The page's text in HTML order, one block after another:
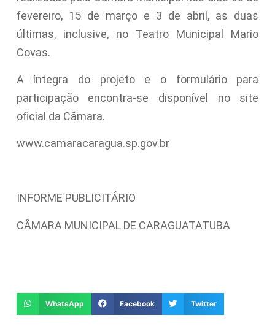
fevereiro, 15 de março e 3 de abril, as duas
últimas, inclusive, no Teatro Municipal Mario
Covas.
A íntegra do projeto e o formulário para
participação encontra-se disponível no site
oficial da Câmara.
www.camaracaragua.sp.gov.br
INFORME PUBLICITÁRIO
CÂMARA MUNICIPAL DE CARAGUATATUBA
WhatsApp Facebook Twitter